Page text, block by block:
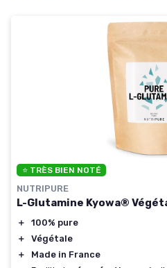
⭐ TRÈS BIEN NOTÉ
NUTRIPURE
L-Glutamine Kyowa®
＋
100% pure
＋
Végétale
＋
Made in France